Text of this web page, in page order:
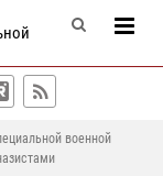
военной